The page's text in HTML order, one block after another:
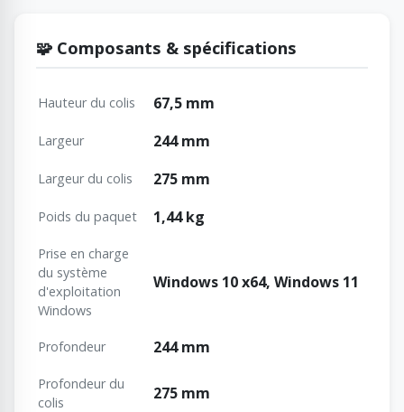
🧩 Composants & spécifications
Hauteur du colis 67,5 mm
Largeur 244 mm
Largeur du colis 275 mm
Poids du paquet 1,44 kg
Prise en charge
du système
d'exploitation
Windows
Windows 10 x64, Windows 11
Profondeur 244 mm
Profondeur du
colis
275 mm